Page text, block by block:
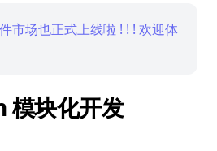
市场也正式上线啦 ! ! ! 欢迎体
块化开发